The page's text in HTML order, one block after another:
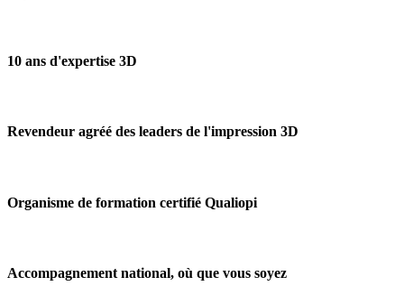
10 ans d'expertise 3D
Revendeur agréé des leaders de l'impression 3D
Organisme de formation certifié Qualiopi
Accompagnement national, où que vous soyez